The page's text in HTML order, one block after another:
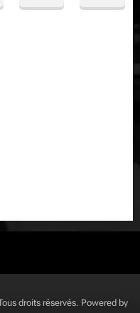
droits réservés. Powered by